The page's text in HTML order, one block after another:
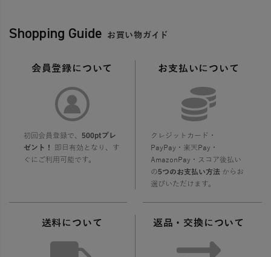
Shopping Guide お買い物ガイド
会員登録について
初回会員登録で、 500ptプレ
ゼント！
即日有効となり、す
ぐにご利用可能です。
お支払いについて
クレジットカード・
PayPay・楽天Pay・
AmazonPay・スコア後払い
の5つのお支払い方法からお
選びいただけます。
送料について 返品・交換について